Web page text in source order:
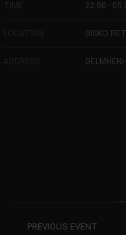
22.00 -
DISKO
PREVIOUS EVENT